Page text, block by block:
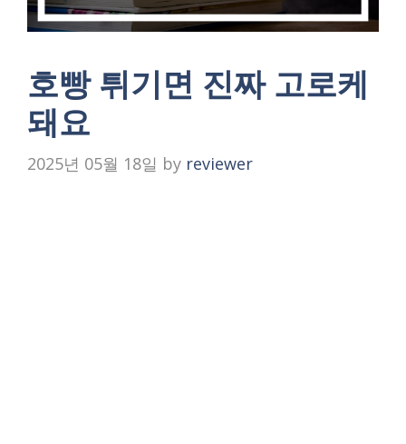
호빵 튀기면 진짜 고로케
돼요
2025년 05월 18일 by reviewer